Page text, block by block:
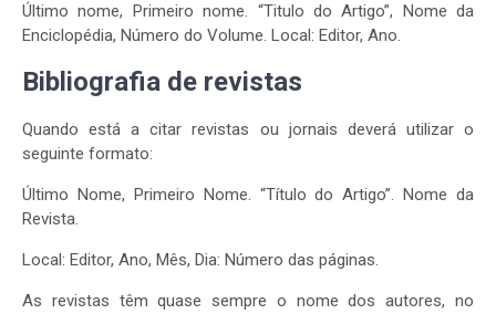
Último nome, Primeiro nome. “Titulo do Artigo”, Nome da
Enciclopédia, Número do Volume. Local: Editor, Ano.
Bibliografia de revistas
Quando está a citar revistas ou jornais deverá utilizar o
seguinte formato:
Último Nome, Primeiro Nome. “Título do Artigo”. Nome da
Revista.
Local: Editor, Ano, Mês, Dia: Número das páginas.
As revistas têm quase sempre o nome dos autores, no